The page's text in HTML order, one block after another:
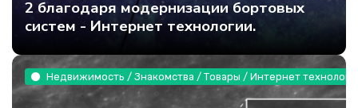
2 благодаря модернизации бортовых
систем - Интернет технологии.
Недвижимость / Знакомства / Товары / Интернет